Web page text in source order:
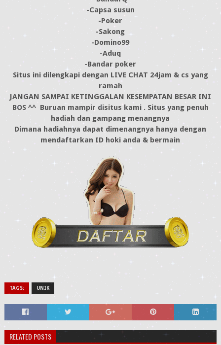
-Capsa susun
-Poker
-Sakong
-Domino99
-Aduq
-Bandar poker
Situs ini dilengkapi dengan LIVE CHAT 24jam & cs yang
ramah
JANGAN SAMPAI KETINGGALAN KESEMPATAN BESAR INI
BOS ^^ Buruan mampir disitus kami . Situs yang penuh
hadiah dan gampang menangnya
Dimana hadiahnya dapat dimenangnya hanya dengan
mendaftarkan ID hoki anda & bermain
TAGS: UNIK
RELATED POSTS